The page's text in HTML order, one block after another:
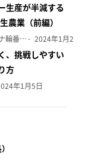
生産が半減する
農業（前編）
吉田 広子（オルタナ輪番編集長） 2024年1月29日
、挑戦しやすい
方
年1月5日